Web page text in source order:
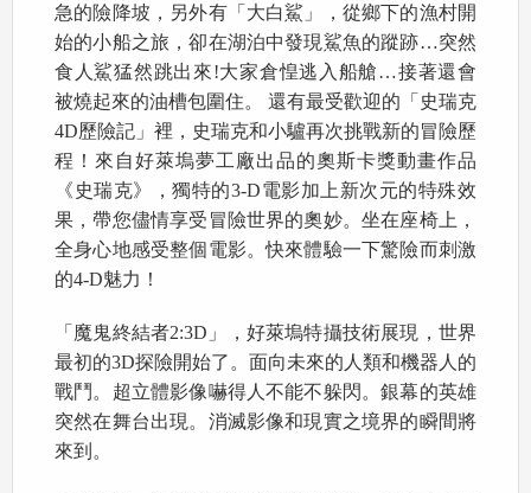
急的險降坡，另外有「大白鯊」，從鄉下的漁村開
始的小船之旅，卻在湖泊中發現鯊魚的蹤跡…突然
食人鯊猛然跳出來!大家倉惶逃入船艙…接著還會
被燒起來的油槽包圍住。 還有最受歡迎的「史瑞克
4D歷險記」裡，史瑞克和小驢再次挑戰新的冒險歷
程！來自好萊塢夢工廠出品的奧斯卡獎動畫作品
《史瑞克》，獨特的3-D電影加上新次元的特殊效
果，帶您儘情享受冒險世界的奧妙。坐在座椅上，
全身心地感受整個電影。快來體驗一下驚險而刺激
的4-D魅力！
「魔鬼終結者2:3D」，好萊塢特攝技術展現，世界
最初的3D探險開始了。面向未來的人類和機器人的
戰鬥。超立體影像嚇得人不能不躲閃。銀幕的英雄
突然在舞台出現。消滅影像和現實之境界的瞬間將
來到。